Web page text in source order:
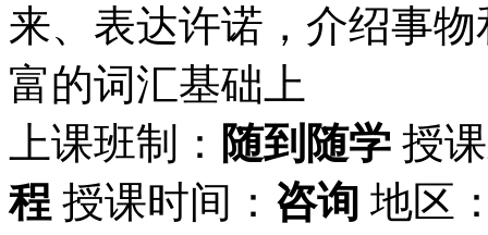
来、表达许诺，介绍事
富的词汇基础上
上课班制： 随到随学 授
程 授课时间： 咨询 地区